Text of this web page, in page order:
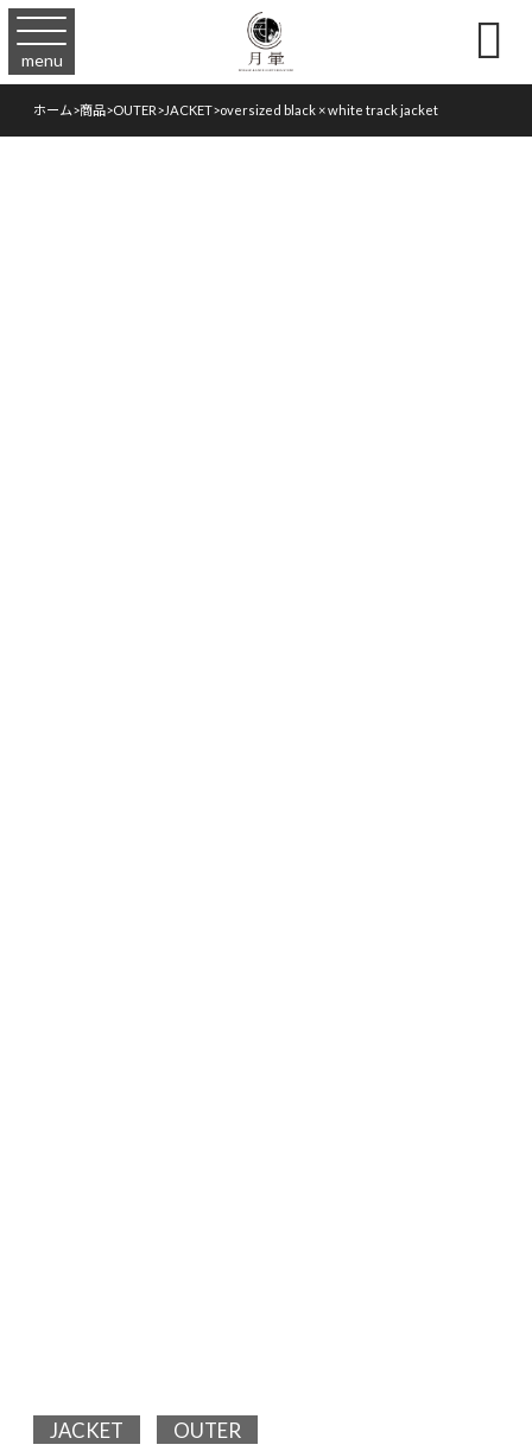
menu 
ホーム>商品>OUTER>JACKET>oversized black × white track jacket
JACKET OUTER